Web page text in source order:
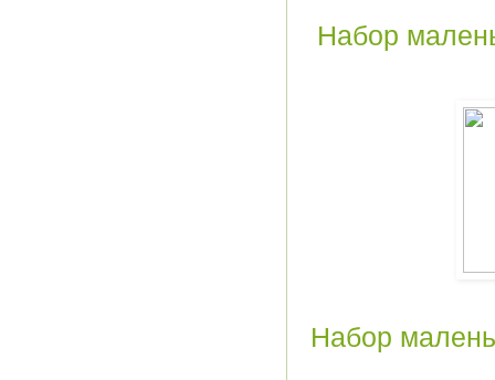
Набор
Набор